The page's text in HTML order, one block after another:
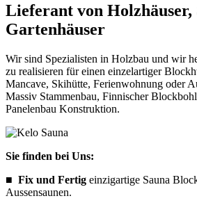
Lieferant von Holzhäuser,
Gartenhäuser
Wir sind Spezialisten in Holzbau und wir
zu realisieren für einen einzelartiger
Mancave, Skihütte, Ferienwohnung oder
Massiv Stammenbau, Finnischer
Panelenbau Konstruktion.
Sie finden bei Uns:
■ Fix und Fertig einzigartige Sauna
Aussensaunen.